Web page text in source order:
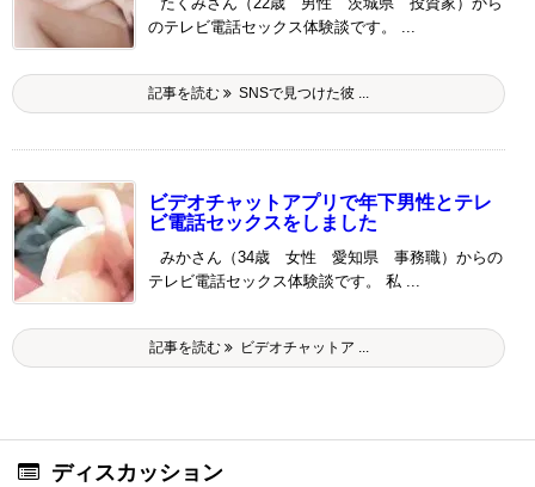
のテレビ電話セックス体験談です。 ...
記事を読む SNSで見つけた彼 ...
ビデオチャットアプリで年下男性とテレ
ビ電話セックスをしました
みかさん（34歳 女性 愛知県 事務職）からの
テレビ電話セックス体験談です。 私 ...
記事を読む ビデオチャットア ...
ディスカッション